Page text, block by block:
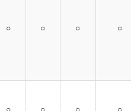
○ ○ ○ ○